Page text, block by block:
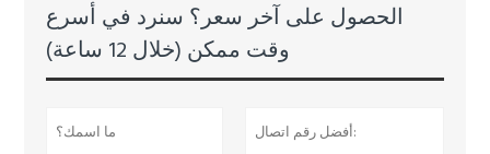
الحصول على آخر سعر؟ سنرد في أسرع
وقت ممكن (خلال 12 ساعة)